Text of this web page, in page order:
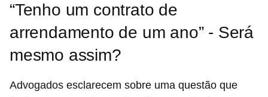
“Tenho um contrato de
arrendamento de um ano” - Será
mesmo assim?
Advogados esclarecem sobre uma questão que